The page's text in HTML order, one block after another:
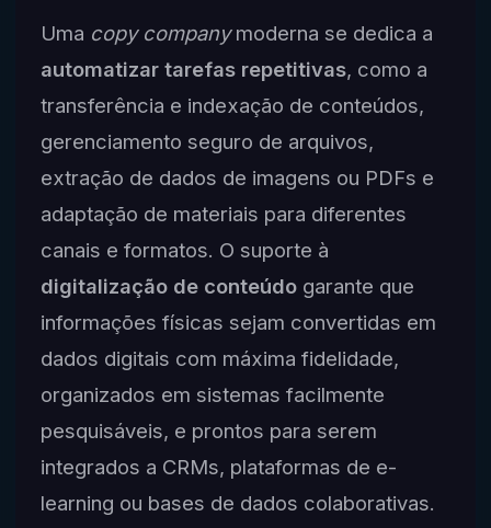
Uma copy companymoderna se dedica a
automatizar tarefas repetitivas, como a
transferência e indexação de conteúdos,
gerenciamento seguro de arquivos,
extração de dados de imagens ou PDFs e
adaptação de materiais para diferentes
canais e formatos. O suporte à
digitalização de conteúdogarante que
informações físicas sejam convertidas em
dados digitais com máxima fidelidade,
organizados em sistemas facilmente
pesquisáveis, e prontos para serem
integrados a CRMs, plataformas de e-
learning ou bases de dados colaborativas.